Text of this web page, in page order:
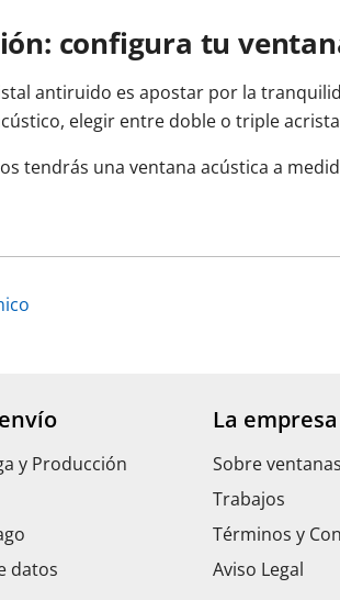
configura tu
antiruido es apostar por la
elegir entre doble o triple
tendrás una ventana acústica a
y Producción
datos
La empresa
Sobre
Trabajos
Términos y
Aviso Legal